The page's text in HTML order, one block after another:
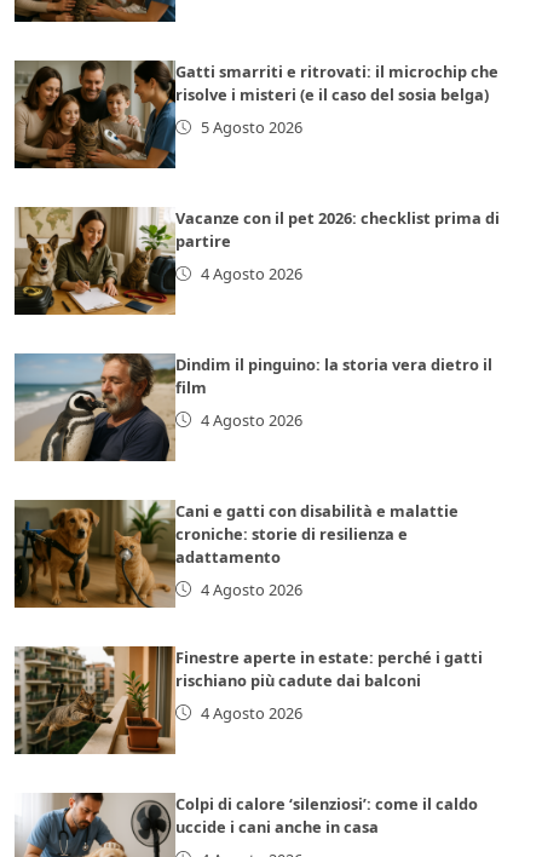
Gatti smarriti e ritrovati: il microchip che
risolve i misteri (e il caso del sosia belga)
5 Agosto 2026
Vacanze con il pet 2026: checklist prima di
partire
4 Agosto 2026
Dindim il pinguino: la storia vera dietro il
film
4 Agosto 2026
Cani e gatti con disabilità e malattie
croniche: storie di resilienza e
adattamento
4 Agosto 2026
Finestre aperte in estate: perché i gatti
rischiano più cadute dai balconi
4 Agosto 2026
Colpi di calore ‘silenziosi’: come il caldo
uccide i cani anche in casa